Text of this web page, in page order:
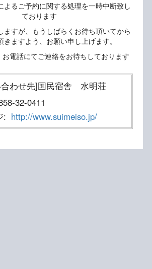
よるご予約に関する処理を一時中断致し
ております
ますが、もうしばらくお待ち頂いてから
きますよう、お願い申し上げます。
電話にてご連絡をお待ちしております
わせ先]国民宿舎 水明荘
32-0411
: http://www.suimeiso.jp/